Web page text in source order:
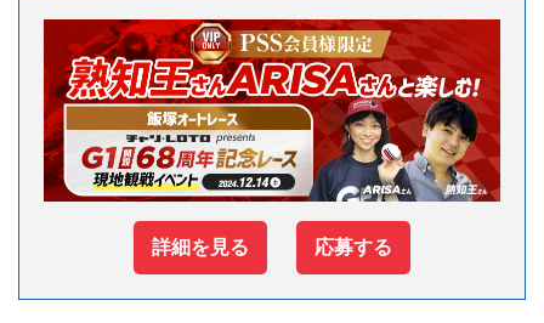
詳細を見る 応募する